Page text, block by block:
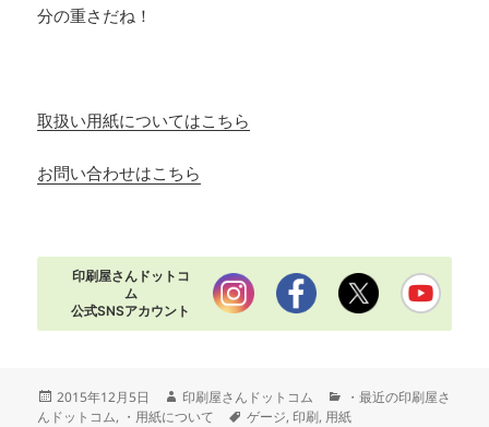
分の重さだね！
取扱い用紙についてはこちら
お問い合わせはこちら
印刷屋さんドットコ
ム
公式SNSアカウント
投
稿
2015年12月5日
作
成
印刷屋さんドットコム
カ
テ
・最近の印刷屋さ
んドットコム, ・用紙について
タ
ゲージ, 印刷, 用紙